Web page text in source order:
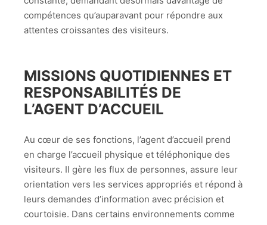
compétences qu’auparavant pour répondre aux
attentes croissantes des visiteurs.
MISSIONS QUOTIDIENNES ET
RESPONSABILITÉS DE
L’AGENT D’ACCUEIL
Au cœur de ses fonctions, l’agent d’accueil prend
en charge l’accueil physique et téléphonique des
visiteurs. Il gère les flux de personnes, assure leur
orientation vers les services appropriés et répond à
leurs demandes d’information avec précision et
courtoisie. Dans certains environnements comme